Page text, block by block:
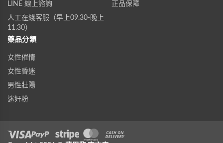
LINE 線上諮詢
人工在綫客服（早上09.30-晚上
11.30）
正品保障
藥品分類
女性催情
女性昏迷
男性壯陽
迷奸粉